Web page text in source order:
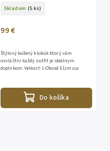
Skladom (5 ks)
99 €
Do košíka
Štýlový kožený klobúk ktorý vám
ozvláštni každý outfit je ideálnym
doplnkom. Velkost: L-Obvod 61cm cca